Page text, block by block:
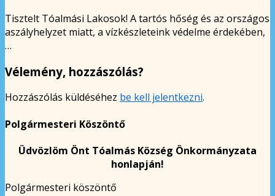
Tisztelt Tóalmási Lakosok! A tartós hőség és az országos
aszályhelyzet miatt, a vízkészleteink védelme érdekében,
…
Vélemény, hozzászólás?
Hozzászólás küldéséhez be kell jelentkezni.
Polgármesteri Köszöntő
Üdvözlöm Önt Tóalmás Község Önkormányzata
honlapján!
Polgármesteri köszöntő